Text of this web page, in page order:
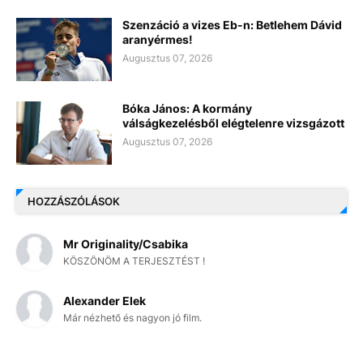
Szenzáció a vizes Eb-n: Betlehem Dávid
aranyérmes!
Augusztus 07, 2026
Bóka János: A kormány
válságkezelésből elégtelenre vizsgázott
Augusztus 07, 2026
HOZZÁSZÓLÁSOK
Mr Originality/Csabika
KÖSZÖNÖM A TERJESZTÉST !
Alexander Elek
Már nézhető és nagyon jó film.